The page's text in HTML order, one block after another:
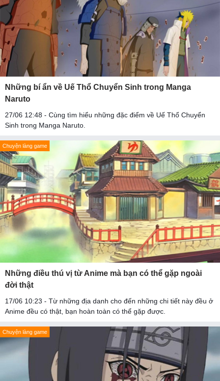
Những bí ẩn về Uế Thổ Chuyển Sinh trong Manga
Naruto
27/06 12:48 - Cùng tìm hiểu những đặc điểm về Uế Thổ Chuyển
Sinh trong Manga Naruto.
Chuyện làng game
Những điều thú vị từ Anime mà bạn có thể gặp ngoài
đời thật
17/06 10:23 - Từ những địa danh cho đến những chi tiết này đều ở
Anime đều có thật, bạn hoàn toàn có thể gặp được.
Chuyện làng game